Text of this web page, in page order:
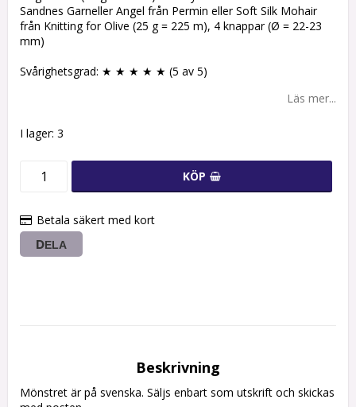
Sandnes Garneller Angel från Permin eller Soft Silk Mohair
från Knitting for Olive (25 g = 225 m), 4 knappar (Ø = 22-23
mm)
Svårighetsgrad: ★ ★ ★ ★ ★ (5 av 5)
Läs mer...
I lager: 3
KÖP
Betala säkert med kort
DELA
Beskrivning
Mönstret är på svenska. Säljs enbart som utskrift och skickas